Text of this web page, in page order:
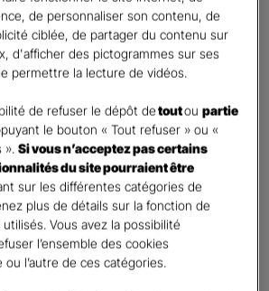
Gan assurances ?*
Last
de personnaliser son contenu, de
ciblée, de partager du contenu sur
d'afficher des pictogrammes sur ses
permettre la lecture de vidéos.
de refuser le dépôt detoutoupartie
le bouton « Tout refuser » ou «
».Si vous n’acceptez pas certains
du site pourraient être
sur les différentes catégories de
plus de détails sur la fonction de
Vous avez la possibilité
l’ensemble des cookies
ou l’autre de ces catégories.